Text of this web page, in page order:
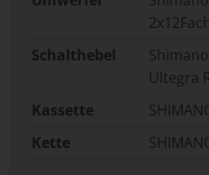
2x12Fach
Schalthebel
Ultegra
Kassette
Kette